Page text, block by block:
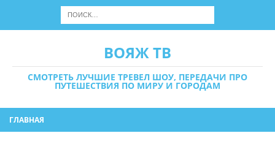
ВОЯЖ ТВ
СМОТРЕТЬ ЛУЧШИЕ ТРЕВЕЛ ШОУ, ПЕРЕДАЧИ ПРО
ПУТЕШЕСТВИЯ ПО МИРУ И ГОРОДАМ
ГЛАВНАЯ